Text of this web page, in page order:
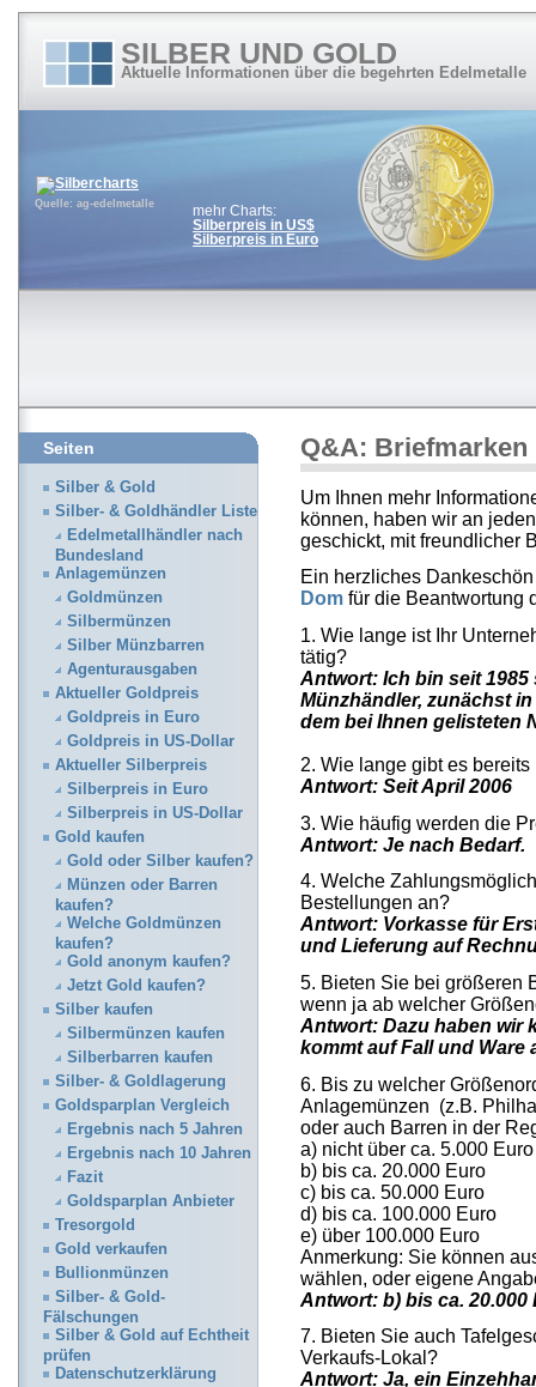
SILBER UND GOLD
Aktuelle Informationen über die begehrten Edelmetalle
Quelle: ag-edelmetalle
mehr Charts:
Silberpreis in US$
Silberpreis in Euro
Q&A: Briefmarken
Um Ihnen mehr
können, haben wir an
geschickt, mit freundlicher
Ein herzliches
Dom für die Beantwortung
1. Wie lange ist Ihr
tätig?
Antwort: Ich bin seit
Münzhändler, zunächst
dem bei Ihnen gelisteten
2. Wie lange gibt es
Antwort: Seit April 2006
3. Wie häufig werden die
Antwort: Je nach Bedarf.
4. Welche
Bestellungen an?
Antwort: Vorkasse für
und Lieferung auf
5. Bieten Sie bei größeren
wenn ja ab welcher
Antwort: Dazu haben wir
kommt auf Fall und Ware
6. Bis zu welcher
Anlagemünzen (z.B.
oder auch Barren in der
a) nicht über ca. 5.000 Euro
b) bis ca. 20.000 Euro
c) bis ca. 50.000 Euro
d) bis ca. 100.000 Euro
e) über 100.000 Euro
Anmerkung: Sie können
wählen, oder eigene
Antwort: b) bis ca. 20.000
7. Bieten Sie auch
Verkaufs-Lokal?
Antwort: Ja, ein
Seiten
Silber & Gold
Silber- & Goldhändler Liste
Edelmetallhändler nach
Bundesland
Anlagemünzen
Goldmünzen
Silbermünzen
Silber Münzbarren
Agenturausgaben
Aktueller Goldpreis
Goldpreis in Euro
Goldpreis in US-Dollar
Aktueller Silberpreis
Silberpreis in Euro
Silberpreis in US-Dollar
Gold kaufen
Gold oder Silber kaufen?
Münzen oder Barren
kaufen?
Welche Goldmünzen
kaufen?
Gold anonym kaufen?
Jetzt Gold kaufen?
Silber kaufen
Silbermünzen kaufen
Silberbarren kaufen
Silber- & Goldlagerung
Goldsparplan Vergleich
Ergebnis nach 5 Jahren
Ergebnis nach 10 Jahren
Fazit
Goldsparplan Anbieter
Tresorgold
Gold verkaufen
Bullionmünzen
Silber- & Gold-
Fälschungen
Silber & Gold auf Echtheit
prüfen
Datenschutzerklärung